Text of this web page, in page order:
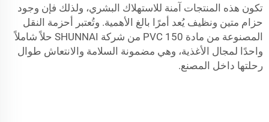
تكون هذه المنتجات آمنة للاستهلاك البشري، ولذلك فإن وجود
حزام متين ونظيف يُعد أمرًا بالغ الأهمية. وتُعتبر أحزمة النقل
المصنوعة من مادة PVC 150 من شركة SHUNNAI حلاً شاملاً
واحدًا لمجال الأغذية، وهي مضمونة السلامة والانتعاش طوال
رحلتها داخل المصنع.